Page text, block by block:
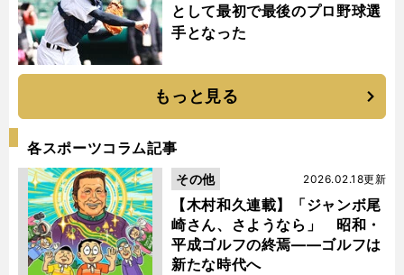
として最初で最後のプロ野球選
手となった
もっと見る
各スポーツコラム記事
【木村和久連載】「ジャンボ尾
崎さん、さようなら」 昭和・
平成ゴルフの終焉――ゴルフは
新たな時代へ
2026.02.18更新
その他